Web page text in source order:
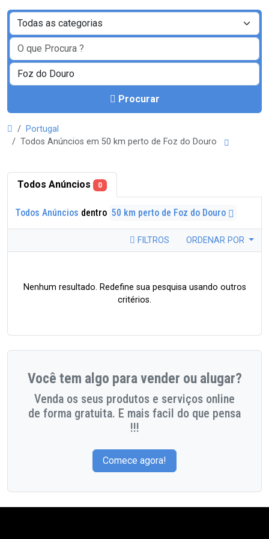
Procurar
Portugal
Todos Anúncios em 50 km perto de Foz do Douro
Todos Anúncios 0
Todos Anúncios dentro 50 km perto de Foz do Douro
FILTROS ORDENAR POR
Nenhum resultado. Redefine sua pesquisa usando outros
critérios.
Você tem algo para vender ou alugar?
Venda os seus produtos e serviços online
de forma gratuita. E mais facil do que pensa
!!!
Comece agora!